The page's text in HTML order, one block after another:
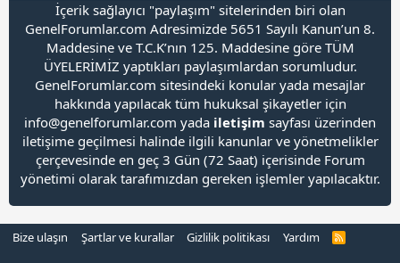
İçerik sağlayıcı "paylaşım" sitelerinden biri olan
GenelForumlar.com Adresimizde 5651 Sayılı Kanun’un 8.
Maddesine ve T.C.K’nın 125. Maddesine göre TÜM
ÜYELERİMİZ yaptıkları paylaşımlardan sorumludur.
GenelForumlar.com sitesindeki konular yada mesajlar
hakkında yapılacak tüm hukuksal şikayetler için
info@genelforumlar.com yada iletişim sayfası üzerinden
iletişime geçilmesi halinde ilgili kanunlar ve yönetmelikler
çerçevesinde en geç 3 Gün (72 Saat) içerisinde Forum
yönetimi olarak tarafımızdan gereken işlemler yapılacaktır.
Bize ulaşın Şartlar ve kurallar Gizlilik politikası Yardım
R